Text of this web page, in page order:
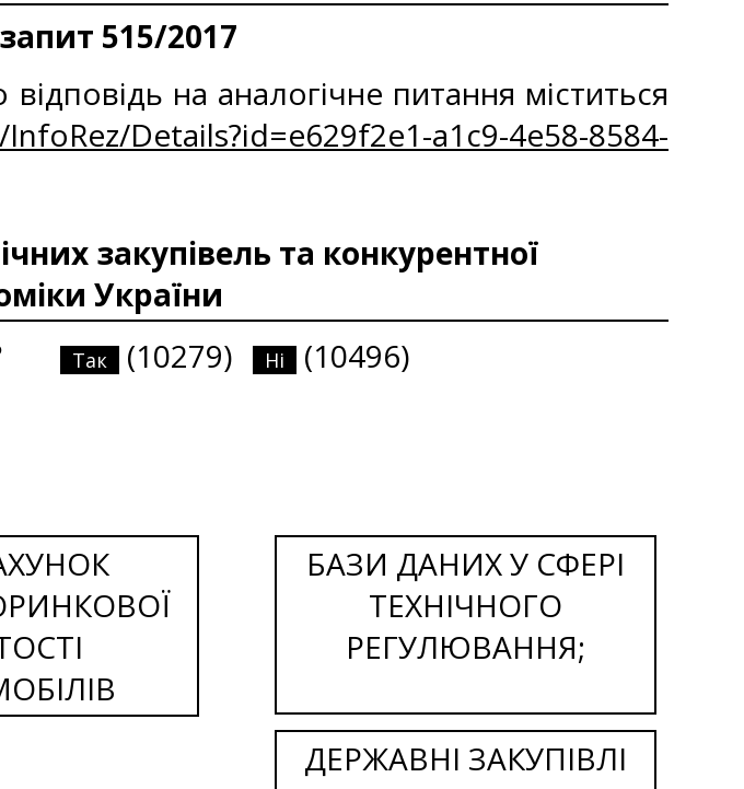
515/2017
на аналогічне питання міститься
Details?id=e629f2e1-a1c9-4e58-8584-
закупівель та конкурентної
України
Так (10279) Ні (10496)
БАЗИ ДАНИХ У СФЕРІ
ТЕХНІЧНОГО
РЕГУЛЮВАННЯ;
ДЕРЖАВНІ ЗАКУПІВЛІ